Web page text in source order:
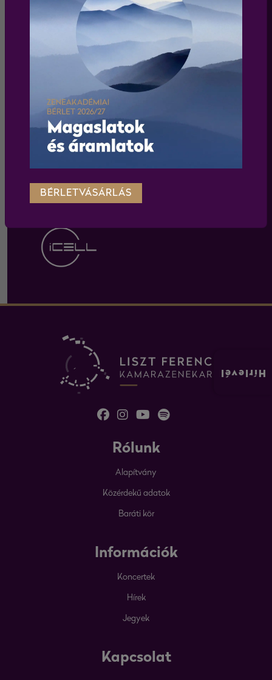
WEBSHOP
Körülnézek a webshopban
TÁMOGATÓINK
Hírlevél
Rólunk
Alapítvány
Közérdekű adatok
Baráti kör
Információk
Koncertek
Hírek
Jegyek
Kapcsolat
BÉRLETVÁSÁRLÁS